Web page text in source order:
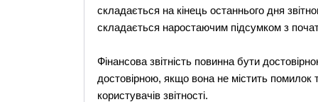
складається на кінець останнього дня
складається наростаючим підсумком з
Фінансова звітність повинна бути
достовірною, якщо вона не містить помилок
користувачів звітності.